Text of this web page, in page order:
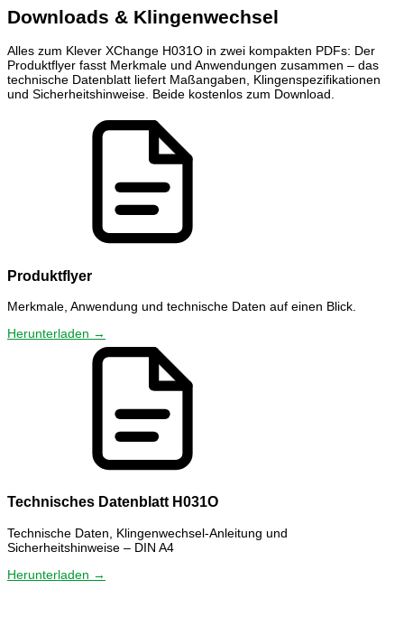
Downloads & Klingenwechsel
Alles zum Klever XChange H031O in zwei kompakten PDFs: Der
Produktflyer fasst Merkmale und Anwendungen zusammen – das
technische Datenblatt liefert Maßangaben, Klingenspezifikationen
und Sicherheitshinweise. Beide kostenlos zum Download.
Produktflyer
Merkmale, Anwendung und technische Daten auf einen Blick.
Herunterladen →
Technisches Datenblatt H031O
Technische Daten, Klingenwechsel-Anleitung und
Sicherheitshinweise – DIN A4
Herunterladen →